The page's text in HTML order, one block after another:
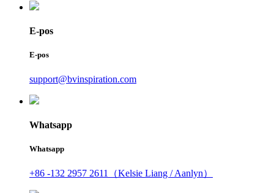
E-pos
E-pos
support@bvinspiration.com
Whatsapp
Whatsapp
+86 -132 2957 2611（Kelsie Liang / Aanlyn）